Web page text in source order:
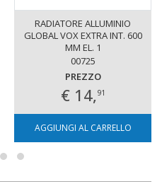
RADIATORE ALLUMINIO
GLOBAL VOX EXTRA INT. 600
MM EL. 1
00725
PREZZO
€ 14,91
AGGIUNGI AL CARRELLO